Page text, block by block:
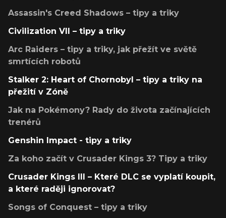
Assassin's Creed Shadows – tipy a triky
Civilization VII – tipy a triky
Arc Raiders – tipy a triky, jak přežít ve světě
smrtících robotů
Stalker 2: Heart of Chornobyl – tipy a triky na
přežití v Zóně
Jak na Pokémony? Rady do života začínajících
trenérů
Genshin Impact - tipy a triky
Za koho začít v Crusader Kings 3? Tipy a triky
Crusader Kings III – Které DLC se vyplatí koupit,
a které raději ignorovat?
Songs of Conquest – tipy a triky